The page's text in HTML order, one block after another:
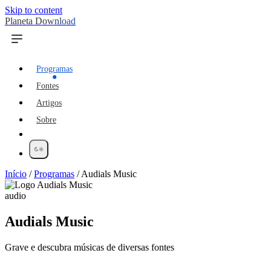
Skip to content
Planeta Download
Programas
Fontes
Artigos
Sobre
Início /Programas /Audials Music
audio
Audials Music
Grave e descubra músicas de diversas fontes